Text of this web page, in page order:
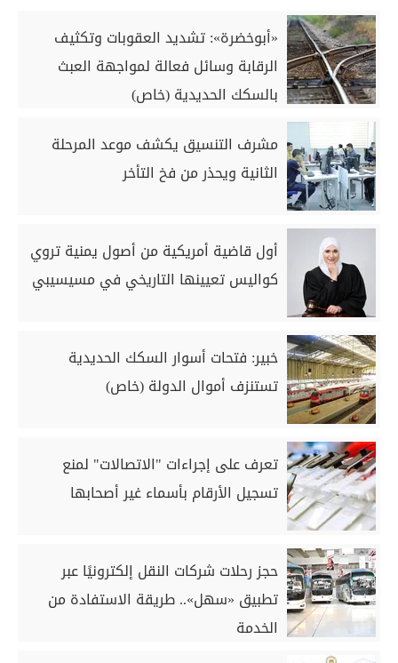
«أبوخضرة»: تشديد العقوبات وتكثيف
الرقابة وسائل فعالة لمواجهة العبث
بالسكك الحديدية (خاص)
مشرف التنسيق يكشف موعد المرحلة
الثانية ويحذر من فخ التأخر
أول قاضية أمريكية من أصول يمنية تروي
كواليس تعيينها التاريخي في مسيسيبي
خبير: فتحات أسوار السكك الحديدية
تستنزف أموال الدولة (خاص)
تعرف على إجراءات "الاتصالات" لمنع
تسجيل الأرقام بأسماء غير أصحابها
حجز رحلات شركات النقل إلكترونيًا عبر
تطبيق «سهل».. طريقة الاستفادة من
الخدمة